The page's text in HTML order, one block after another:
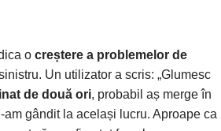
o creștere a problemelor de
Un utilizator a scris: „Glumesc
de două ori, probabil aș merge în
am gândit la același lucru. Aproape ca